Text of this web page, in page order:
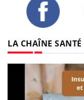
LA CHAÎNE SANTÉ